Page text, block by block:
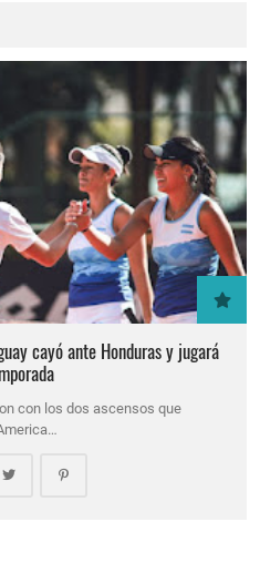
cayó ante Honduras y jugará
con los dos ascensos que